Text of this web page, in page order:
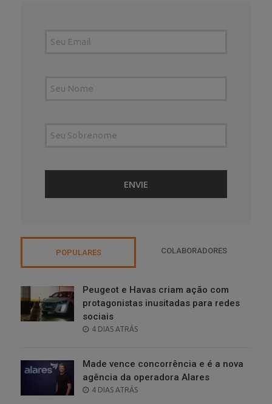
POPULARES COLABORADORES
Peugeot e Havas criam ação com
protagonistas inusitadas para redes
sociais
POSTED
4 DIAS ATRÁS
Made vence concorrência e é a nova
agência da operadora Alares
POSTED
4 DIAS ATRÁS